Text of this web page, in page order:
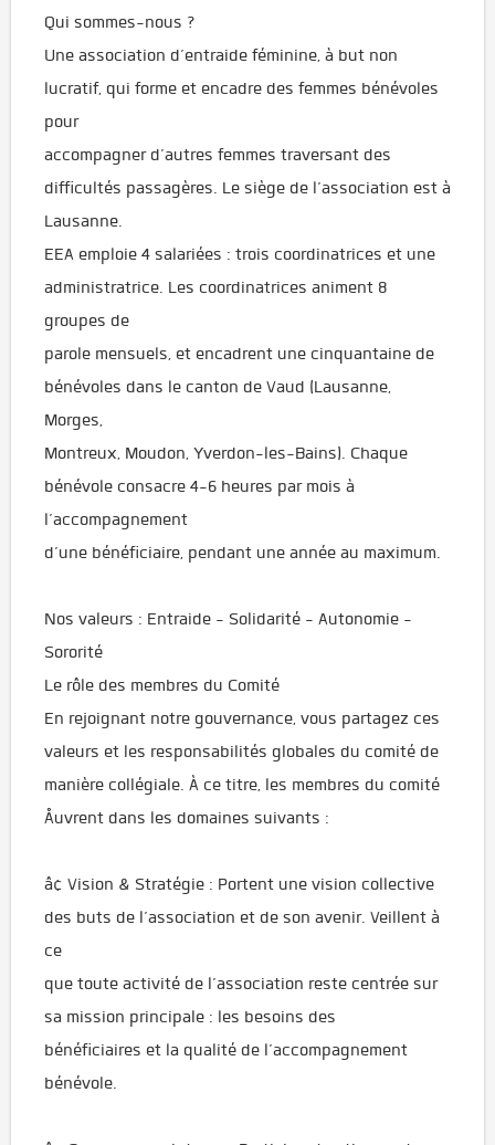
Qui sommes-nous ?
Une association d’entraide féminine, à but non
lucratif, qui forme et encadre des femmes bénévoles
pour
accompagner d’autres femmes traversant des
difficultés passagères. Le siège de l’association est à
Lausanne.
EEA emploie 4 salariées : trois coordinatrices et une
administratrice. Les coordinatrices animent 8
groupes de
parole mensuels, et encadrent une cinquantaine de
bénévoles dans le canton de Vaud (Lausanne,
Morges,
Montreux, Moudon, Yverdon-les-Bains). Chaque
bénévole consacre 4-6 heures par mois à
l’accompagnement
d’une bénéficiaire, pendant une année au maximum.
Nos valeurs : Entraide - Solidarité - Autonomie -
Sororité
Le rôle des membres du Comité
En rejoignant notre gouvernance, vous partagez ces
valeurs et les responsabilités globales du comité de
manière collégiale. À ce titre, les membres du comité
Åuvrent dans les domaines suivants :
â¢ Vision & Stratégie : Portent une vision collective
des buts de l’association et de son avenir. Veillent à
ce
que toute activité de l’association reste centrée sur
sa mission principale : les besoins des
bénéficiaires et la qualité de l’accompagnement
bénévole.